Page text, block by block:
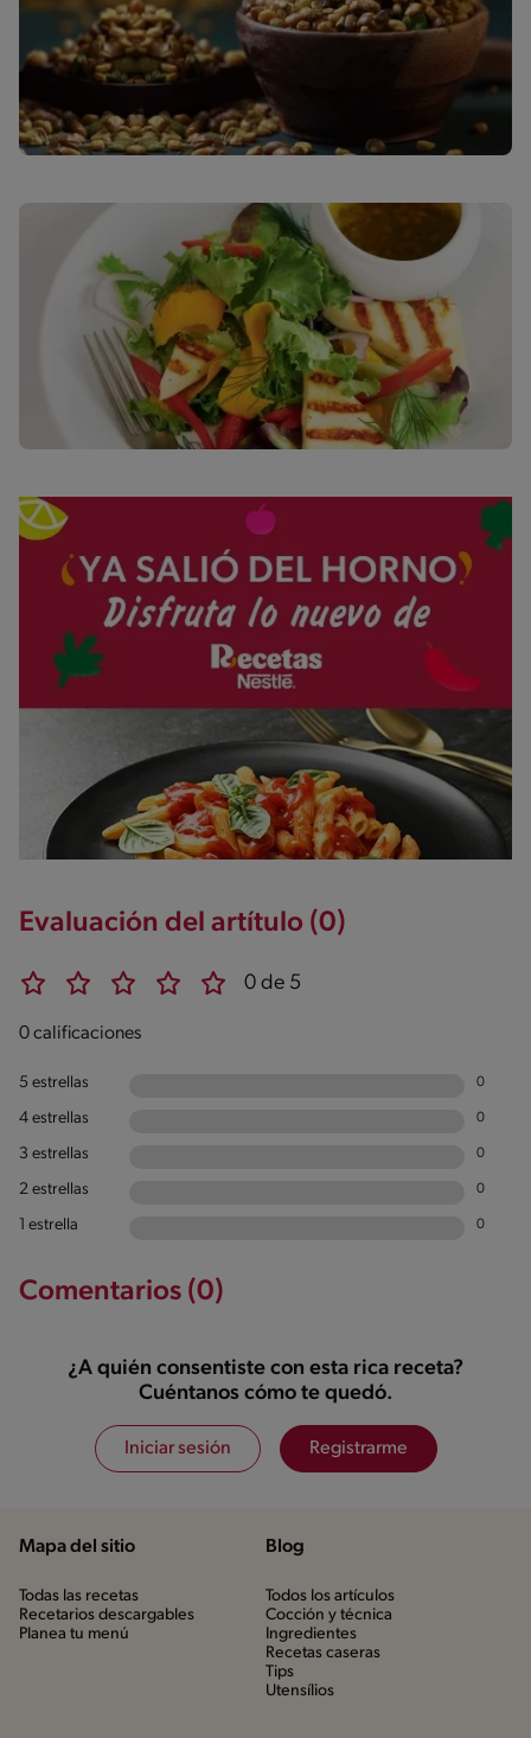
Evaluación del artítulo (0)
0 de 5
0 calificaciones
5 estrellas 0
4 estrellas 0
3 estrellas 0
2 estrellas 0
1 estrella 0
Comentarios (0)
¿A quién consentiste con esta rica receta?
Cuéntanos cómo te quedó.
Iniciar sesión Registrarme
Mapa del sitio
Todas las recetas
Recetarios descargables
Planea tu menú
Blog
Todos los artículos
Cocción y técnica
Ingredientes
Recetas caseras
Tips
Utensílios